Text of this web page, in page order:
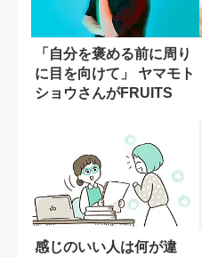
「自分を褒める前に周り
に目を向けて」 ヤマモト
ショウさんがFRUITS
感じのいい人は何が違